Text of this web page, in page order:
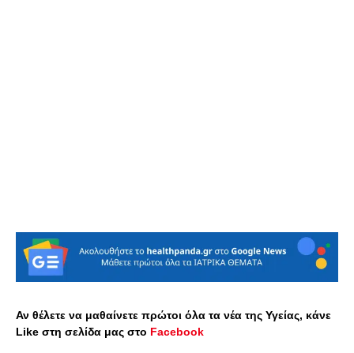
Αν θέλετε να μαθαίνετε πρώτοι όλα τα νέα της Υγείας, κάνε
Like στη σελίδα μας στο Facebook